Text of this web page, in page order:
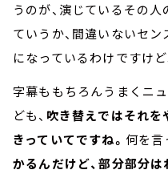
うのが、演じているその
ていうか、間違いないセ
になっているわけですけど
字幕ももちろんうまくニ
ども、 吹き替えではそれを
きっていてですね。 何を
かるんだけど、部分部分は